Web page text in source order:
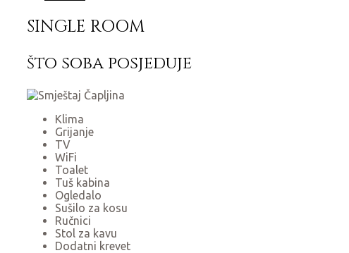
SINGLE ROOM
što soba posjeduje
Klima
Grijanje
TV
WiFi
Toalet
Tuš kabina
Ogledalo
Sušilo za kosu
Ručnici
Stol za kavu
Dodatni krevet